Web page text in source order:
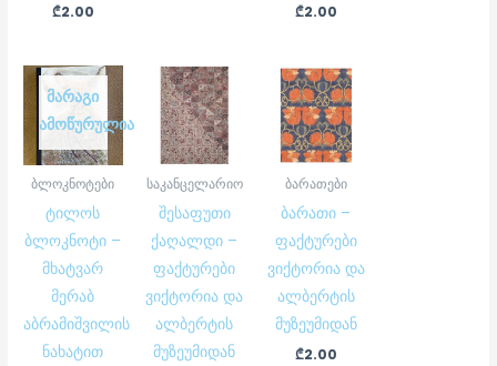
₾2.00 ₾2.00
ᲛᲐᲠᲐᲒᲘ
ᲐᲛᲝᲬᲣᲠᲣᲚᲘᲐ
ბლოკნოტები
ტილოს
ბლოკნოტი –
მხატვარ
მერაბ
აბრამიშვილის
ნახატით
საკანცელარიო
შესაფუთი
ქაღალდი –
ფაქტურები
ვიქტორია და
ალბერტის
მუზეუმიდან
ბარათები
ბარათი –
ფაქტურები
ვიქტორია და
ალბერტის
მუზეუმიდან
₾2.00